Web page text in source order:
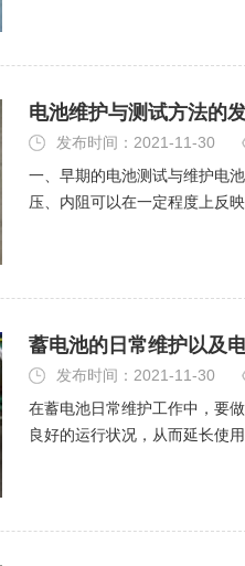
电池维护与测试方法的
发布时间：2021-11-30
一、早期的电池测试与维护电
压、内阻可以在一定程度上反
降低，因此，在早期的电池维
蓄电池的日常维护以及
发布时间：2021-11-30
在蓄电池日常维护工作中，要
良好的运行状况，从而延长使
蓄电池运行和人员的安全。这